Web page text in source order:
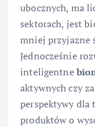
ubocznych, ma
sektorach, jest
mniej przyjazne
Jednocześnie
inteligentne
aktywnych czy
perspektywy dla
produktów o